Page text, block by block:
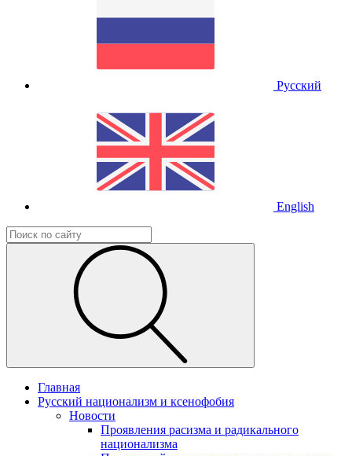
Русский
English
Главная
Русский национализм и ксенофобия
Новости
Проявления расизма и радикального
национализма